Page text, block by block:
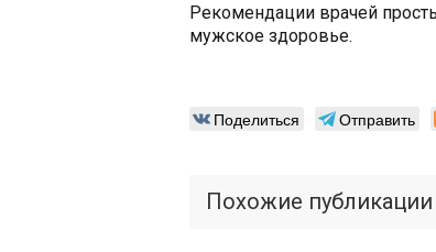
Рекомендации врачей
мужское здоровье.
Поделиться Отправить
Похожие публикации